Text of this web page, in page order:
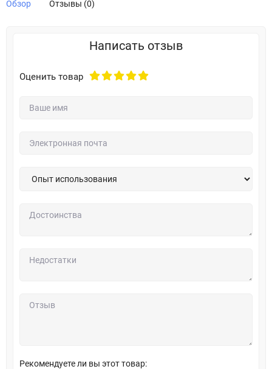
Обзор Отзывы (0)
Написать отзыв
Оценить товар
Рекомендуете ли вы этот товар: